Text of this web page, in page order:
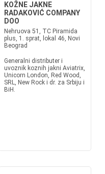
KOŽNE JAKNE
RADAKOVIĆ COMPANY
DOO
Nehruova 51, TC Piramida
plus, 1. sprat, lokal 46, Novi
Beograd
Generalni distributer i
uvoznik koznih jakni Aviatrix,
Unicorn London, Red Wood,
SRL, New Rock i dr. za Srbiju i
BiH.